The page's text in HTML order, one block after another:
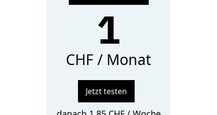
1
CHF / Monat
Jetzt testen